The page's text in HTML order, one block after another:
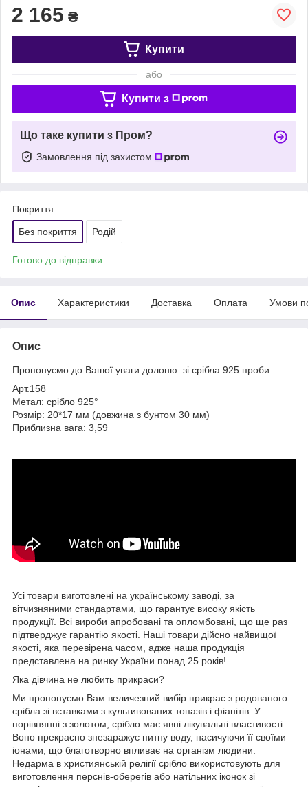
2 165 ₴
Купити
або
Купити з
Що таке купити з Пром?
Замовлення під захистом
Покриття
Без покриття Родій
Готово до відправки
Опис Характеристики Доставка Оплата Умови
Опис
Пропонуємо до Вашої уваги долоню зі срібла 925 проби
Арт.158
Метал: срібло 925°
Розмір: 20*17 мм (довжина з бунтом 30 мм)
Приблизна вага: 3,59
Усі товари виготовлені на українському заводі, за
вітчизняними стандартами, що гарантує високу якість
продукції. Всі вироби апробовані та опломбовані, що ще раз
підтверджує гарантію якості. Наші товари дійсно найвищої
якості, яка перевірена часом, адже наша продукція
представлена на ринку України понад 25 років!
Яка дівчина не любить прикраси?
Ми пропонуємо Вам величезний вибір прикрас з родованого
срібла зі вставками з культивованих топазів і фіанітів. У
порівнянні з золотом, срібло має явні лікувальні властивості.
Воно прекрасно знезаражує питну воду, насичуючи її своїми
іонами, що благотворно впливає на організм людини.
Недарма в християнській релігії срібло використовують для
виготовлення перснів-оберегів або натільних іконок зі